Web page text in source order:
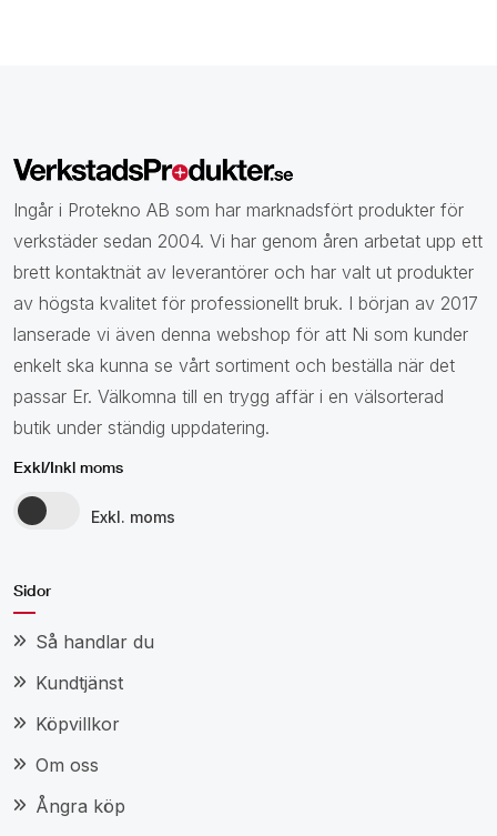
Ingår i Protekno AB som har marknadsfört produkter för
verkstäder sedan 2004. Vi har genom åren arbetat upp ett
brett kontaktnät av leverantörer och har valt ut produkter
av högsta kvalitet för professionellt bruk. I början av 2017
lanserade vi även denna webshop för att Ni som kunder
enkelt ska kunna se vårt sortiment och beställa när det
passar Er. Välkomna till en trygg affär i en välsorterad
butik under ständig uppdatering.
Exkl/Inkl moms
Exkl. moms
Sidor
Så handlar du
Kundtjänst
Köpvillkor
Om oss
Ångra köp